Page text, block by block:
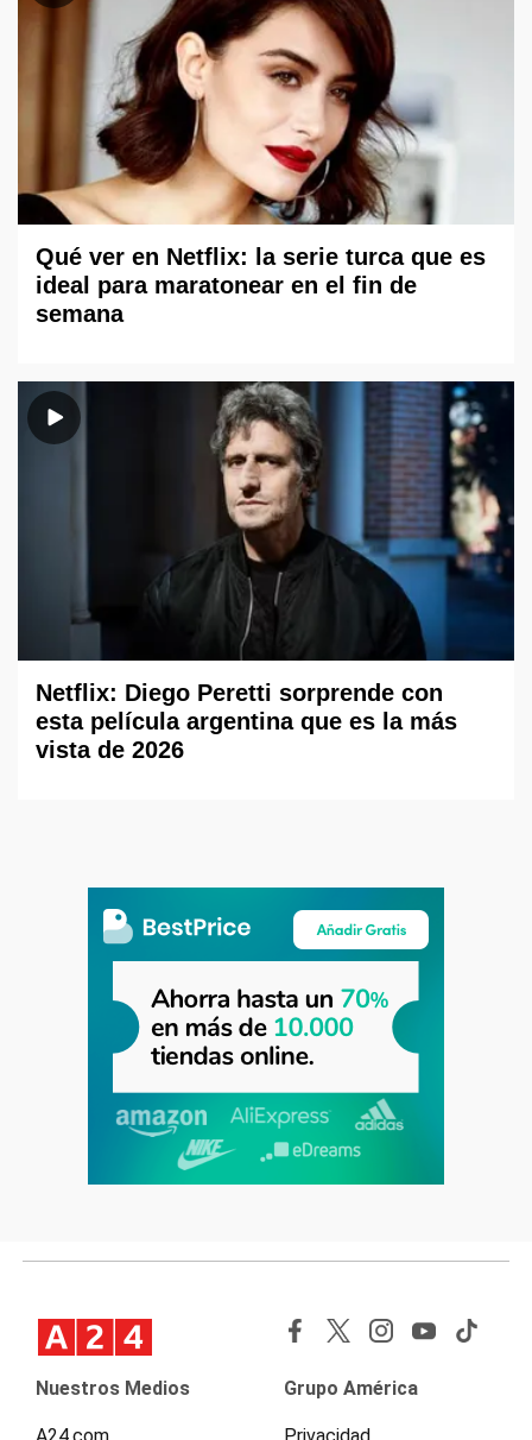
Qué ver en Netflix: la serie turca que es
ideal para maratonear en el fin de
semana
Netflix: Diego Peretti sorprende con
esta película argentina que es la más
vista de 2026
Nuestros Medios Grupo América